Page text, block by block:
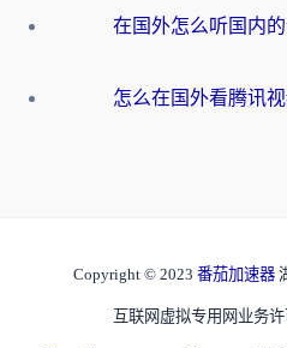
Copyright © 2023 番茄加速器
互联网虚拟专用网业务